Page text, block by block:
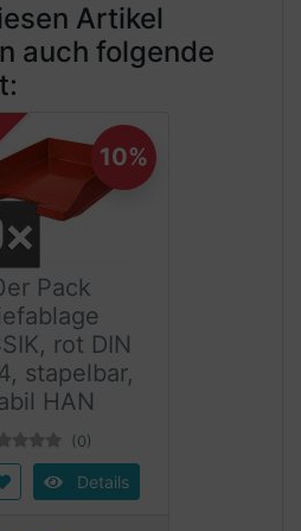
Artikel
auch folgende
Pack
rot DIN
stapelbar,
HAN
(0)
Details
10%